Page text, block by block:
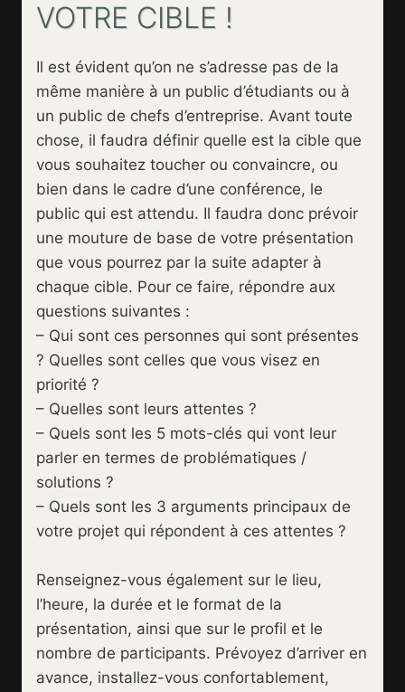
VOTRE CIBLE !
Il est évident qu’on ne s’adresse pas de la
même manière à un public d’étudiants ou à
un public de chefs d’entreprise. Avant toute
chose, il faudra définir quelle est la cible que
vous souhaitez toucher ou convaincre, ou
bien dans le cadre d’une conférence, le
public qui est attendu. Il faudra donc prévoir
une mouture de base de votre présentation
que vous pourrez par la suite adapter à
chaque cible. Pour ce faire, répondre aux
questions suivantes :
– Qui sont ces personnes qui sont présentes
? Quelles sont celles que vous visez en
priorité ?
– Quelles sont leurs attentes ?
– Quels sont les 5 mots-clés qui vont leur
parler en termes de problématiques /
solutions ?
– Quels sont les 3 arguments principaux de
votre projet qui répondent à ces attentes ?
Renseignez-vous également sur le lieu,
l’heure, la durée et le format de la
présentation, ainsi que sur le profil et le
nombre de participants. Prévoyez d’arriver en
avance, installez-vous confortablement,